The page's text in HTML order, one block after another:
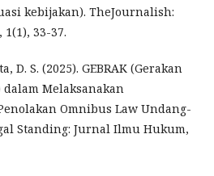
kebijakan). TheJournalish:
33-37.
D. S. (2025). GEBRAK (Gerakan
Melaksanakan
Omnibus Law Undang-
Standing: Jurnal Ilmu Hukum,